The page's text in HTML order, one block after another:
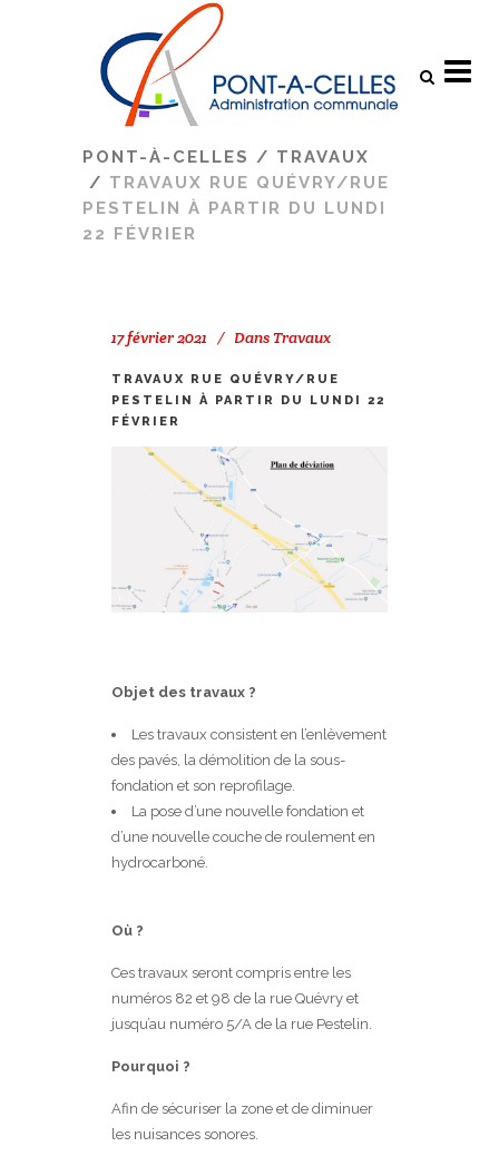
PONT-À-CELLES / TRAVAUX
/ TRAVAUX RUE QUÉVRY/RUE
PESTELIN À PARTIR DU LUNDI
22 FÉVRIER
17 février 2021 Dans Travaux
TRAVAUX RUE QUÉVRY/RUE
PESTELIN À PARTIR DU LUNDI 22
FÉVRIER
Objet des travaux ?
Les travaux consistent en l’enlèvement
des pavés, la démolition de la sous-
fondation et son reprofilage.
La pose d’une nouvelle fondation et
d’une nouvelle couche de roulement en
hydrocarboné.
Où ?
Ces travaux seront compris entre les
numéros 82 et 98 de la rue Quévry et
jusqu’au numéro 5/A de la rue Pestelin.
Pourquoi ?
Afin de sécuriser la zone et de diminuer
les nuisances sonores.